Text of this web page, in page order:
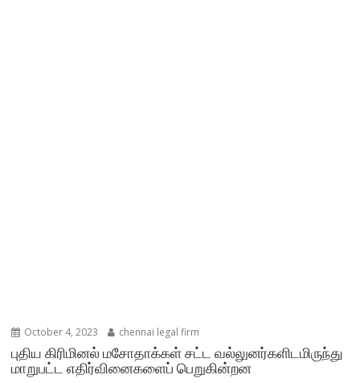
October 4, 2023 chennai legal firm
புதிய கிரிமினல் மசோதாக்கள் சட்ட வல்லுனர்களிடமிருந்து
மாறுபட்ட எதிர்வினைகளைப் பெறுகின்றன